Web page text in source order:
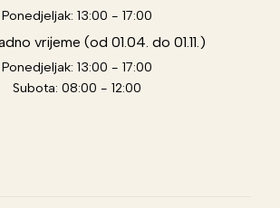
Ponedjeljak: 13:00 - 17:00
vrijeme (od 01.04. do 01.11.)
Ponedjeljak: 13:00 - 17:00
Subota: 08:00 - 12:00